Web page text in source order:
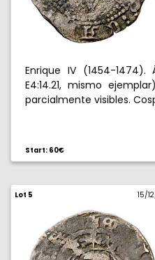
Enrique IV (1454-1474).
E4:14.21, mismo
parcialmente visibles.
Start: 60€
Lot 5 15/